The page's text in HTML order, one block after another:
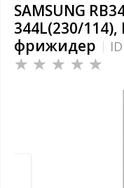
SAMSUNG
344L(230/
фрижидер
ID